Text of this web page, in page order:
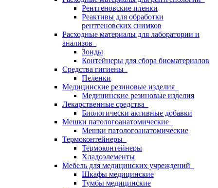
Рентгеновские пленки
Реактивы для обработки
рентгеновских снимков
Расходные материалы для лаборатории и
анализов
Зонды
Контейнеры для сбора биоматериалов
Средства гигиены
Пеленки
Медицинские резиновые изделия
Медицинские резиновые изделия
Лекарственные средства
Биологически активные добавки
Мешки патологоанатомические
Мешки патологоанатомические
Термоконтейнеры
Термоконтейнеры
Хладоэлементы
Мебель для медицинских учреждений
Шкафы медицинские
Тумбы медицинские